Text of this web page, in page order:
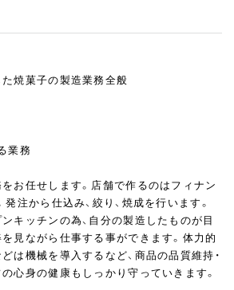
焼菓子の製造業務全般
業務
お任せします。店舗で作るのはフィナン
発注から仕込み、絞り、焼成を行います。
キッチンの為、自分の製造したものが目
見ながら仕事する事ができます。体力的
は機械を導入するなど、商品の品質維持・
心身の健康もしっかり守っていきます。